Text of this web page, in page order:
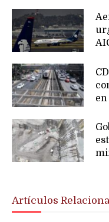
Artículos